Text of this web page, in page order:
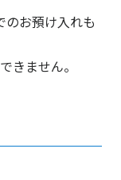
のお預け入れも
きません。